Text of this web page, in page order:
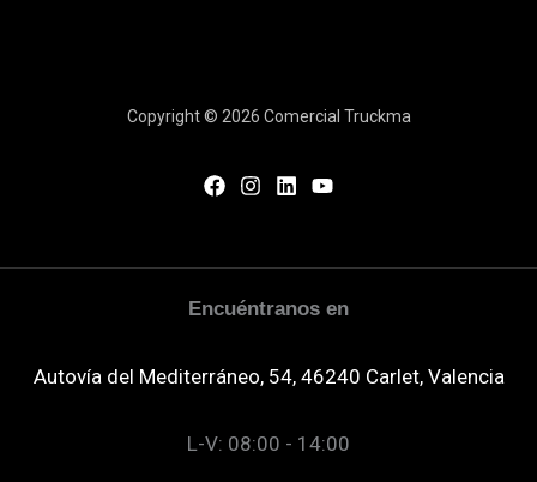
Copyright © 2026 Comercial Truckma
Encuéntranos en
Autovía del Mediterráneo, 54, 46240 Carlet, Valencia
L-V: 08:00 - 14:00